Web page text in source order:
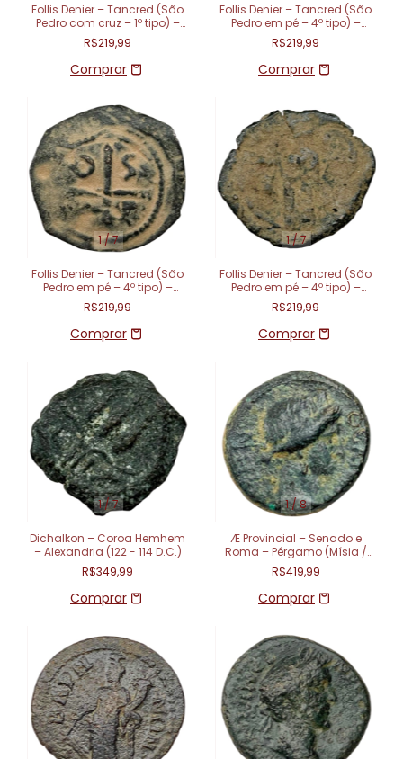
Follis Denier – Tancred (São
Pedro com cruz – 1º tipo) –
Principado de Antioquia
(1104 - 1112)
R$219,99
Follis Denier – Tancred (São
Pedro em pé – 4º tipo) –
Principado de Antioquia (1101
- 1112)
R$219,99
1/7
Follis Denier – Tancred (São
Pedro em pé – 4º tipo) –
Principado de Antioquia (1101
- 1112)
R$219,99
1/7
Follis Denier – Tancred (São
Pedro em pé – 4º tipo) –
Principado de Antioquia (1101
- 1112)
R$219,99
1/7
Dichalkon – Coroa Hemhem
– Alexandria (122 - 114 D.C.)
R$349,99
1/8
Æ Provincial – Senado e
Roma – Pérgamo (Mísia /
Ásia) – (40-60 d.C.)
R$419,99